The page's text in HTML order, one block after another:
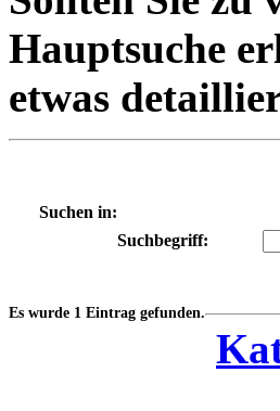
Hauptsuche
etwas
Suchen in:
Suchbegriff:
Es wurde 1 Eintrag gefunden.